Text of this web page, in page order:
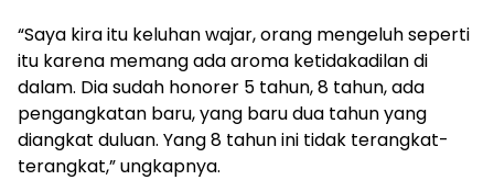
“Saya kira itu keluhan wajar, orang mengeluh seperti
itu karena memang ada aroma ketidakadilan di
dalam. Dia sudah honorer 5 tahun, 8 tahun, ada
pengangkatan baru, yang baru dua tahun yang
diangkat duluan. Yang 8 tahun ini tidak terangkat-
terangkat,” ungkapnya.